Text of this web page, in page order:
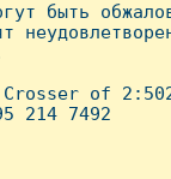
быть
of
214 7492